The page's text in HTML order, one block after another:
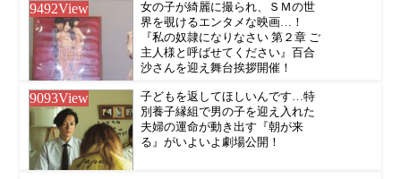
9492View
女の子が綺麗に撮られ、ＳＭの世
界を覗けるエンタメな映画…！
『私の奴隷になりなさい 第２章 ご
主人様と呼ばせてください』百合
沙さんを迎え舞台挨拶開催！
9093View
子どもを返してほしいんです…特
別養子縁組で男の子を迎え入れた
夫婦の運命が動き出す『朝が来
る』がいよいよ劇場公開！